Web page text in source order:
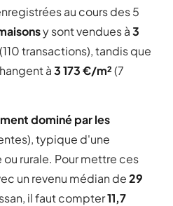
au cours des 5
y sont vendues à3
transactions), tandis que
à3 173 €/m²(7
dominé par les
typique d'une
rurale. Pour mettre ces
un revenu médian de29
il faut compter11,7